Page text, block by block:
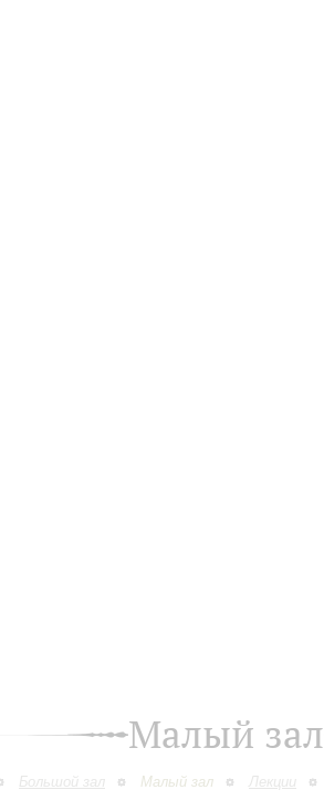
Малый зал
Большой зал Малый зал Лекции